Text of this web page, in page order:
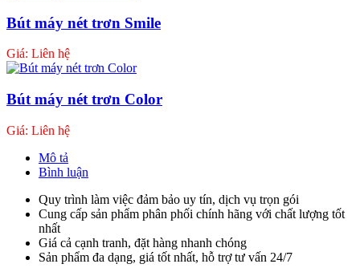
Bút máy nét trơn Smile
Giá: Liên hệ
Bút máy nét trơn Color
Giá: Liên hệ
Mô tả
Bình luận
Quy trình làm việc đảm bảo uy tín, dịch vụ trọn gói
Cung cấp sản phẩm phân phối chính hãng với chất lượng tốt
nhất
Giá cả cạnh tranh, đặt hàng nhanh chóng
Sản phẩm đa dạng, giá tốt nhất, hỗ trợ tư vấn 24/7